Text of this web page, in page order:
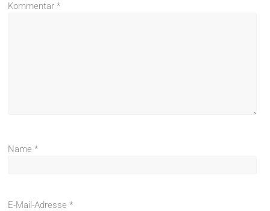
Kommentar*
Name*
E-Mail-Adresse*